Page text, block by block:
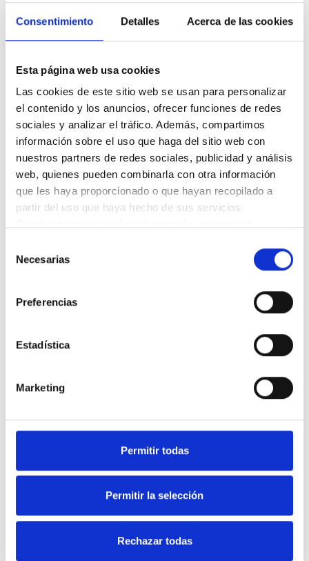
Consentimiento Detalles Acerca de las cookies
Esta página web usa cookies
Las cookies de este sitio web se usan para personalizar
el contenido y los anuncios, ofrecer funciones de redes
sociales y analizar el tráfico. Además, compartimos
información sobre el uso que haga del sitio web con
nuestros partners de redes sociales, publicidad y análisis
web, quienes pueden combinarla con otra información
que les haya proporcionado o que hayan recopilado a
partir del uso que haya hecho de sus servicios.
Necesarias
Preferencias
Estadística
Marketing
Permitir todas
Permitir la selección
Rechazar todas
Resuelve tus dudas con
nuestro equipo
Queremos que te sientas acompañado en este
proceso. Déjanos tus datos y nuestro equipo te
ayudará a resolver todas tus dudas para que puedas
tomar la mejor decisión para ti o para tus seres
queridos.
política de privacidad